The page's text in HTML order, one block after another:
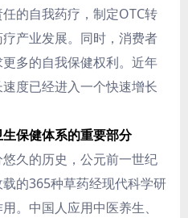
的自我药疗，制定OTC转
产业发展。同时，消费者
多的自我保健权利。近年
度已经进入一个快速增长
保健体系的重要部分
久的历史，公元前一世纪
的365种草药经现代科学研
。中国人应用中医养生、